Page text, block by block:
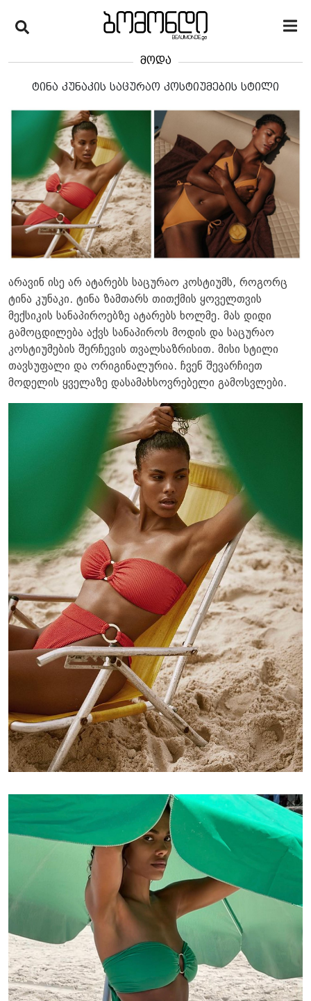
მოდა
ტინა კუნაკის საცურაო კოსტიუმების სტილი
არავინ ისე არ ატარებს საცურაო კოსტიუმს, როგორც
ტინა კუნაკი. ტინა ზამთარს თითქმის ყოველთვის
მექსიკის სანაპიროებზე ატარებს ხოლმე. მას დიდი
გამოცდილება აქვს სანაპიროს მოდის და საცურაო
კოსტიუმების შერჩევის თვალსაზრისით. მისი სტილი
თავსუფალი და ორიგინალურია. ჩვენ შევარჩიეთ
მოდელის ყველაზე დასამახსოვრებელი გამოსვლები.